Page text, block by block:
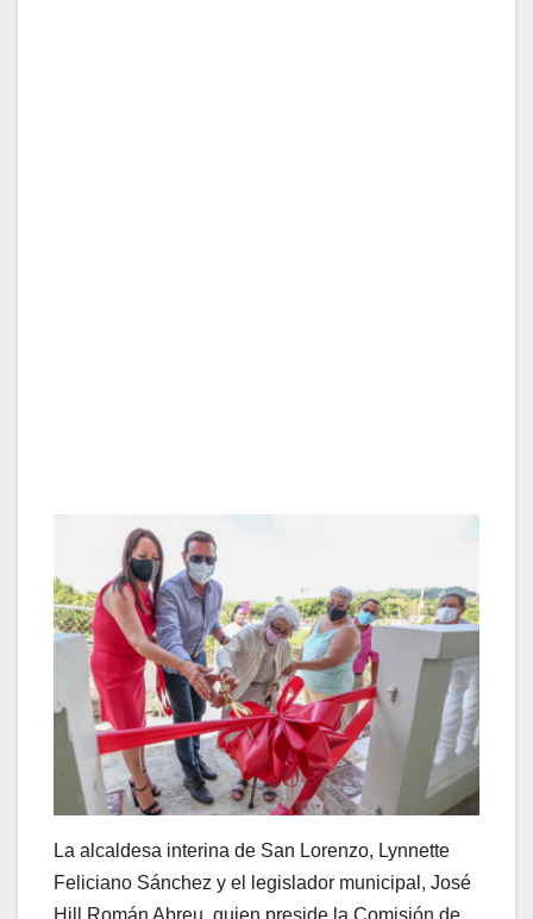
La alcaldesa interina de San Lorenzo, Lynnette
Feliciano Sánchez y el legislador municipal, José